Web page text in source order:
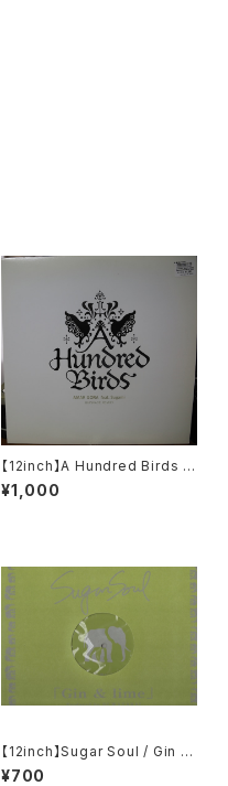
【12inch】A Hundred Birds F
eat. Sugami / Amar Gora
¥1,000
【12inch】Sugar Soul / Gin &
Lime
¥700